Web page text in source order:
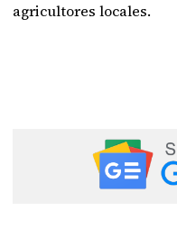
agricultores locales.